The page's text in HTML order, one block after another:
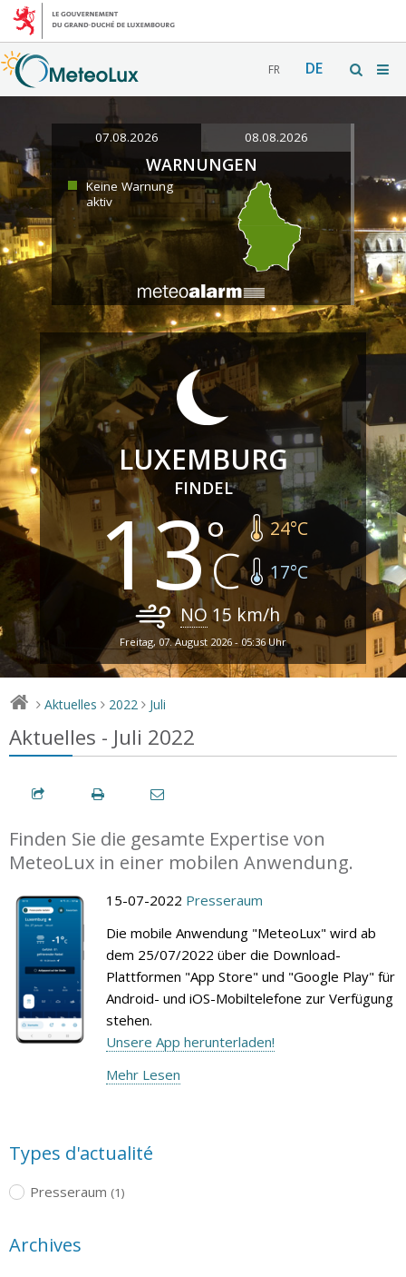
FR DE
07.08.2026 08.08.2026
WARNUNGEN
Keine Warnung
aktiv
LUXEMBURG
FINDEL
13 24°C
17°C
NO 15 km/h
Freitag, 07. August 2026 - 05:36 Uhr
> Aktuelles > 2022 > Juli
Aktuelles - Juli 2022
Finden Sie die gesamte Expertise von
MeteoLux in einer mobilen Anwendung.
15-07-2022 Presseraum
Die mobile Anwendung "MeteoLux" wird ab
dem 25/07/2022 über die Download-
Plattformen "App Store" und "Google Play" für
Android- und iOS-Mobiltelefone zur Verfügung
stehen.
Unsere App herunterladen!
Mehr Lesen
Types d'actualité
Presseraum (1)
Archives